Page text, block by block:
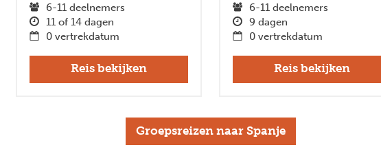
6-11 deelnemers
11 of 14 dagen
0 vertrekdatum
Reis bekijken
6-11 deelnemers
9 dagen
0 vertrekdatum
Reis bekijken
Groepsreizen naar Spanje